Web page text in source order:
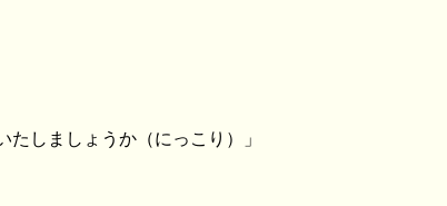
しましょうか（にっこり）」